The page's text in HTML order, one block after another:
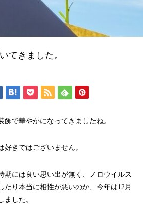
てきました。
飾で華やかになってきましたね。
きではございません。
期には良い思い出が無く、ノロウイルス
たり本当に相性が悪いのか、今年は12月
ました。